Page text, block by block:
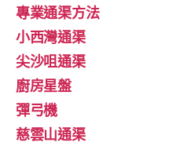
專業通渠方法
小西灣通渠
尖沙咀通渠
廚房星盤
彈弓機
慈雲山通渠